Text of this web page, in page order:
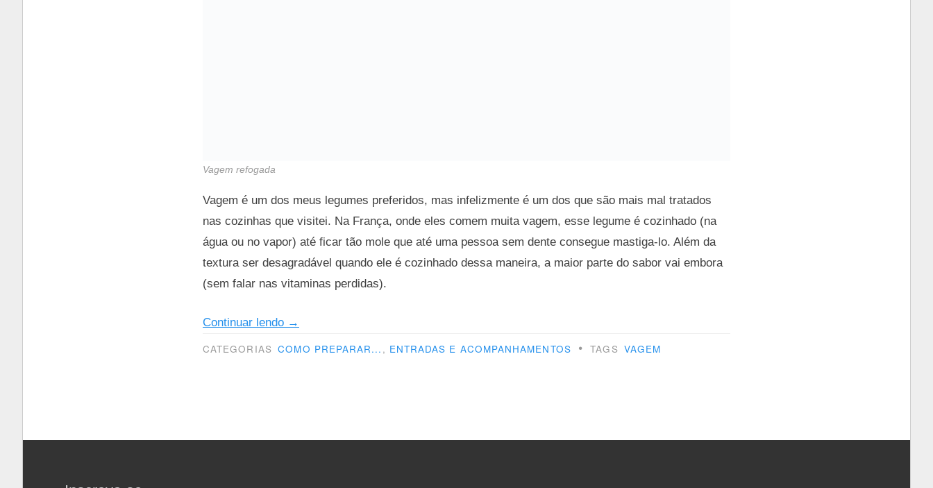
Vagem refogada
Vagem é um dos meus legumes preferidos, mas infelizmente é um dos que são mais mal tratados
nas cozinhas que visitei. Na França, onde eles comem muita vagem, esse legume é cozinhado (na
água ou no vapor) até ficar tão mole que até uma pessoa sem dente consegue mastiga-lo. Além da
textura ser desagradável quando ele é cozinhado dessa maneira, a maior parte do sabor vai embora
(sem falar nas vitaminas perdidas).
Continuar lendo “Como
preparar
→
CATEGORIAS COMO PREPARAR... , ENTRADAS E ACOMPANHAMENTOS • TAGS VAGEM